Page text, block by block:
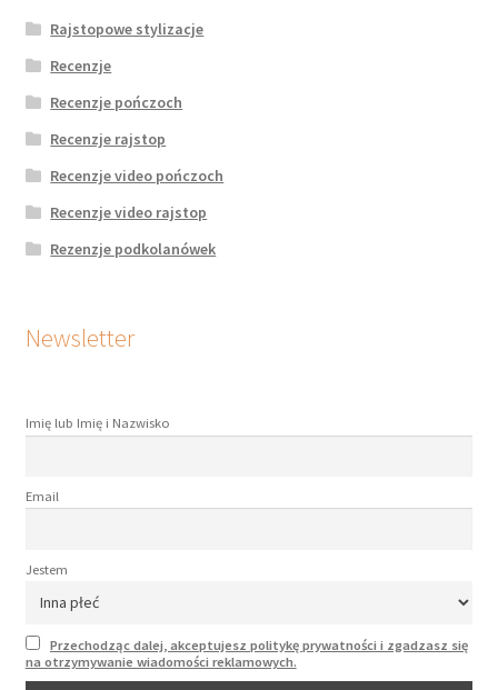
Rajstopowe stylizacje
Recenzje
Recenzje pończoch
Recenzje rajstop
Recenzje video pończoch
Recenzje video rajstop
Rezenzje podkolanówek
Newsletter
Imię lub Imię i Nazwisko
Email
Jestem
Przechodząc dalej, akceptujesz politykę prywatności i zgadzasz się
na otrzymywanie wiadomości reklamowych.